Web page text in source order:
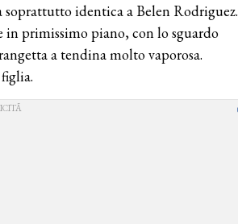
soprattutto identica a Belen Rodriguez.
in primissimo piano, con lo sguardo
a tendina molto vaporosa.